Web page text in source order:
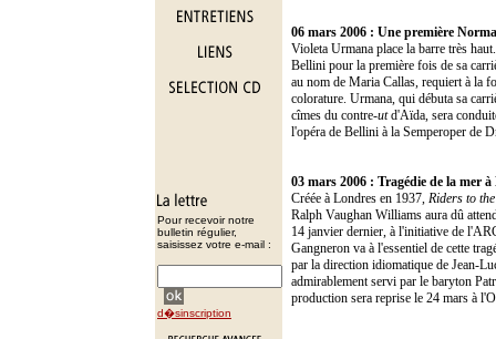
Pour recevoir notre
bulletin régulier,
saisissez votre e-mail :
d�sinscription
06 mars 2006 : Une première
Violeta Urmana place la barre très
Bellini pour la première fois de sa
au nom de Maria Callas, requiert à la
colorature. Urmana, qui débuta sa
cîmes du contre-utd'Aïda, sera
l'opéra de Bellini à la Semperoper de
03 mars 2006 : Tragédie de la mer à
Créée à Londres en 1937, Riders to
Ralph Vaughan Williams aura dû
14 janvier dernier, à l'initiative de
Gangneron va à l'essentiel de cette
par la direction idiomatique de Jean-
admirablement servi par le baryton
production sera reprise le 24 mars à